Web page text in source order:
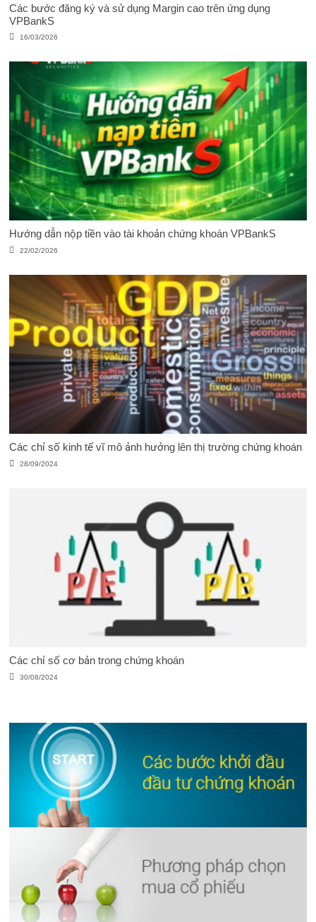
Các bước đăng ký và sử dụng Margin cao trên ứng dụng
VPBankS
16/03/2026
Hướng dẫn nộp tiền vào tài khoản chứng khoán VPBankS
22/02/2026
Các chỉ số kinh tế vĩ mô ảnh hưởng lên thị trường chứng khoán
28/09/2024
Các chỉ số cơ bản trong chứng khoán
30/08/2024